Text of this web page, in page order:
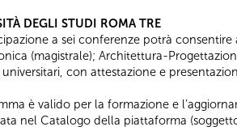
DEGLI STUDI ROMA TRE
a sei conferenze potrà
(magistrale); Architettura-
con attestazione e
è valido per la formazione e
nel Catalogo della piattaforma